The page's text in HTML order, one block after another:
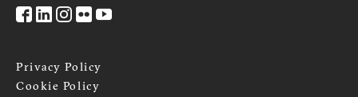
Privacy Policy
Cookie Policy